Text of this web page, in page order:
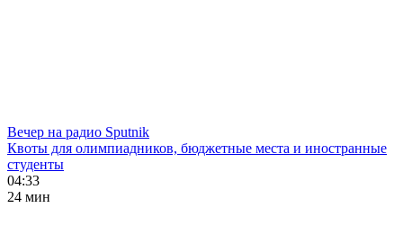
Вечер на радио Sputnik
Квоты для олимпиадников, бюджетные места и иностранные
студенты
04:33
24 мин